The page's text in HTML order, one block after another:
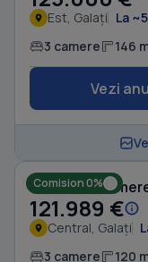
Est, Galați La
3 camere 146
Vezi
Comision 0%
Casă cu 3
121.989 €
Central, Galați
3 camere 120